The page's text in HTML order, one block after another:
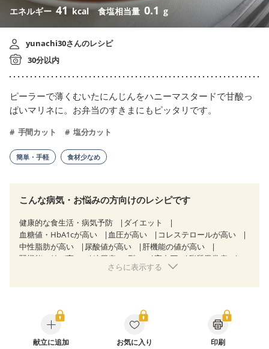
エネルギー 41 kcal 食塩相当量 0.1 g
yunachi30さんのレシピ
30分以内
ピーラーで薄くむいたにんじんをハニーマスタードで甘酸っ
ぱいマリネに。お弁当のすきまにもピッタリです。
手間カット 塩分カット
簡単・手軽 食材少なめ
こんな病気・お悩みの方向けのレシピです
健康的な食生活・病気予防
ダイエット
血糖値・HbA1cが高い
血圧が高い
コレステロールが高い
中性脂肪が高い
尿酸値が高い
肝機能の値が高い
腎機能の値が高い
糖尿病（2型） 高血圧
脂質異常症
狭心症 心筋梗塞
糖尿病性腎症（第２期）
糖尿病性腎症（第３期）
CKD（ステージ１）
CKD（ステージ２）
CKD（ステージ３a）
CKD（ステージ３b）
さらに表示する
献立に追加 お気に入り 印刷